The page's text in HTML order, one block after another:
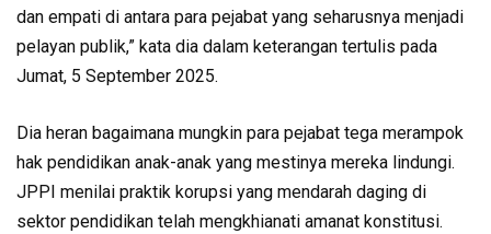
dan empati di antara para pejabat yang seharusnya menjadi
pelayan publik,” kata dia dalam keterangan tertulis pada
Jumat, 5 September 2025.
Dia heran bagaimana mungkin para pejabat tega merampok
hak pendidikan anak-anak yang mestinya mereka lindungi.
JPPI menilai praktik korupsi yang mendarah daging di
sektor pendidikan telah mengkhianati amanat konstitusi.